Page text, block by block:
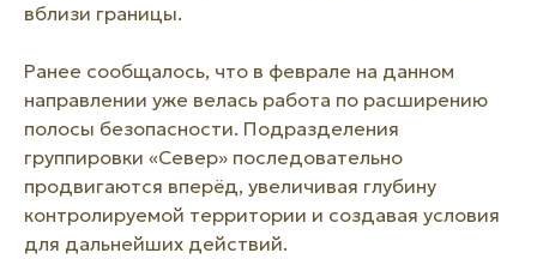
вблизи границы.
Ранее сообщалось, что в феврале на данном
направлении уже велась работа по расширению
полосы безопасности. Подразделения
группировки «Север» последовательно
продвигаются вперёд, увеличивая глубину
контролируемой территории и создавая условия
для дальнейших действий.